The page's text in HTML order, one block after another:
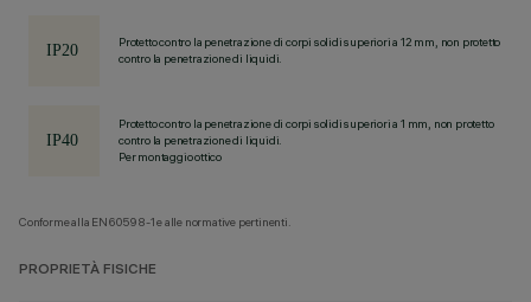
Protetto contro la penetrazione di corpi solidi superiori a 12 mm, non protetto
contro la penetrazione di liquidi.
Protetto contro la penetrazione di corpi solidi superiori a 1 mm, non protetto
contro la penetrazione di liquidi.
Per montaggio ottico
Conforme alla EN60598-1 e alle normative pertinenti.
PROPRIETÀ FISICHE